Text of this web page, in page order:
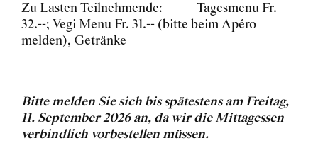
Zu Lasten Teilnehmende: Tagesmenu Fr.
32.--; Vegi Menu Fr. 31.-- (bitte beim Apéro
melden), Getränke
Bitte melden Sie sich bis spätestens am Freitag,
11. September 2026 an, da wir die Mittagessen
verbindlich vorbestellen müssen.